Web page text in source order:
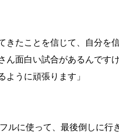
きたことを信じて、自分を
ん面白い試合があるんです
ように頑張ります」
ルに使って、最後倒しに行